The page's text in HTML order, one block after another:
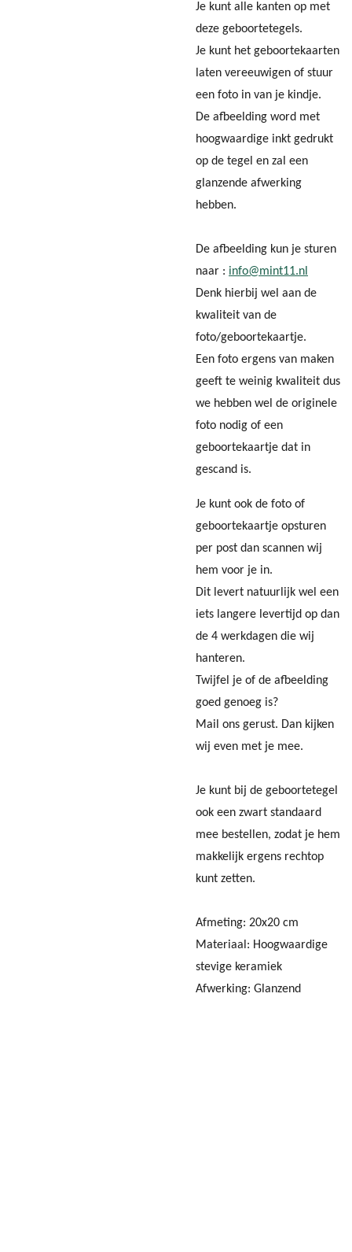
Je kunt alle kanten op met
deze geboortetegels.
Je kunt het geboortekaarten
laten vereeuwigen of stuur
een foto in van je kindje.
De afbeelding word met
hoogwaardige inkt gedrukt
op de tegel en zal een
glanzende afwerking
hebben.
De afbeelding kun je sturen
naar : info@mint11.nl
Denk hierbij wel aan de
kwaliteit van de
foto/geboortekaartje.
Een foto ergens van maken
geeft te weinig kwaliteit dus
we hebben wel de originele
foto nodig of een
geboortekaartje dat in
gescand is.
Je kunt ook de foto of
geboortekaartje opsturen
per post dan scannen wij
hem voor je in.
Dit levert natuurlijk wel een
iets langere levertijd op dan
de 4 werkdagen die wij
hanteren.
Twijfel je of de afbeelding
goed genoeg is?
Mail ons gerust. Dan kijken
wij even met je mee.
Je kunt bij de geboortetegel
ook een zwart standaard
mee bestellen, zodat je hem
makkelijk ergens rechtop
kunt zetten.
Afmeting: 20x20 cm
Materiaal: Hoogwaardige
stevige keramiek
Afwerking: Glanzend